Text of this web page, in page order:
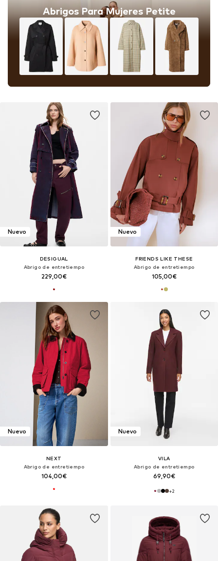
Abrigos Para Mujeres Petite
Nuevo
DESIGUAL
Abrigo de entretiempo
229,00€
Nuevo
FRIENDS LIKE THESE
Abrigo de entretiempo
105,00€
Nuevo
NEXT
Abrigo de entretiempo
104,00€
Nuevo
VILA
Abrigo de entretiempo
69,90€
+2